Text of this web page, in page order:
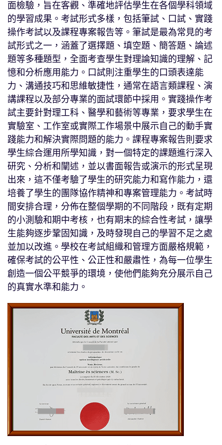
面檢驗，旨在客觀、準確地評估學生在各個學科領域
的學習成果。考試形式多樣，包括筆試、口試、實踐
操作考試以及課程專案報告等。筆試是最為常見的考
試形式之一，涵蓋了選擇題、填空題、簡答題、論述
題等多種題型，全面考查學生對理論知識的理解、記
憶和分析應用能力。口試則注重學生的口頭表達能
力、溝通技巧和思維敏捷性，通常在語言類課程、演
講課程以及部分專業的面試環節中採用。實踐操作考
試主要針對理工科、醫學和藝術等專業，要求學生在
實驗室、工作室或實際工作場景中展示自己的動手實
踐能力和解決實際問題的能力。課程專案報告則要求
學生綜合運用所學知識，對一個特定的課題進行深入
研究、分析和闡述，並以書面報告或演示的形式呈現
出來，這不僅考驗了學生的研究能力和寫作能力，還
培養了學生的團隊協作精神和專案管理能力。考試時
間安排合理，分佈在整個學期的不同階段，既有定期
的小測驗和期中考核，也有期末的綜合性考試，讓學
生能夠逐步鞏固知識，及時發現自己的學習不足之處
並加以改進。學校在考試組織和管理方面嚴格規範，
確保考試的公平性、公正性和嚴肅性，為每一位學生
創造一個公平競爭的環境，使他們能夠充分展示自己
的真實水準和能力。